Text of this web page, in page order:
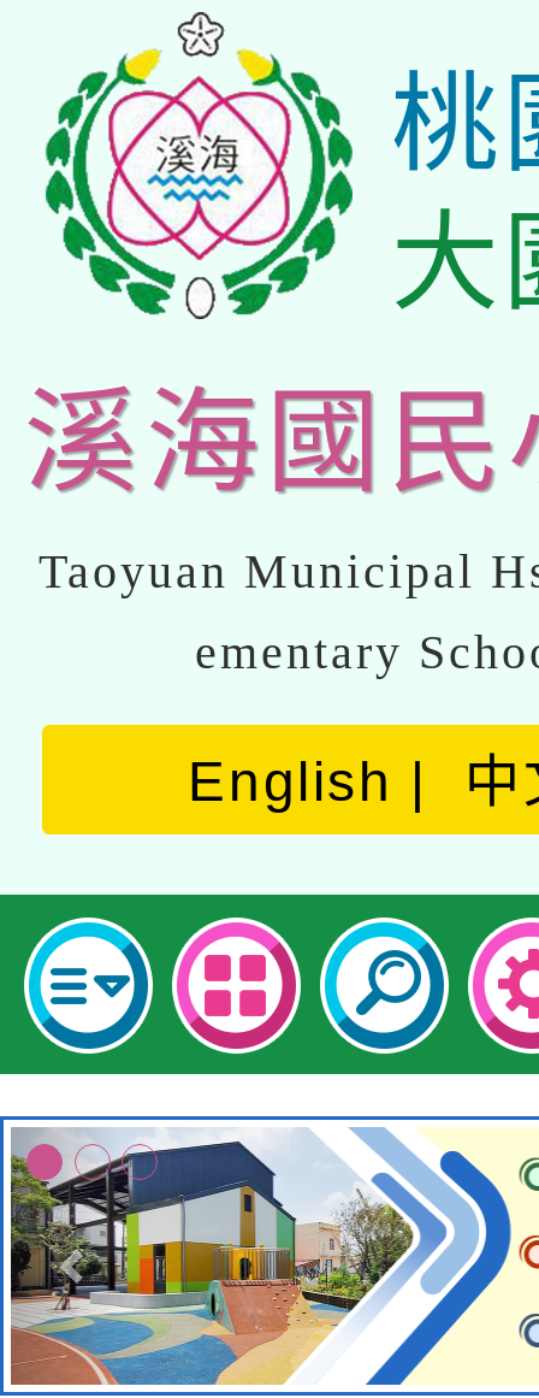
桃
大
溪海國民
Taoyuan Municipal
ementary
English 中